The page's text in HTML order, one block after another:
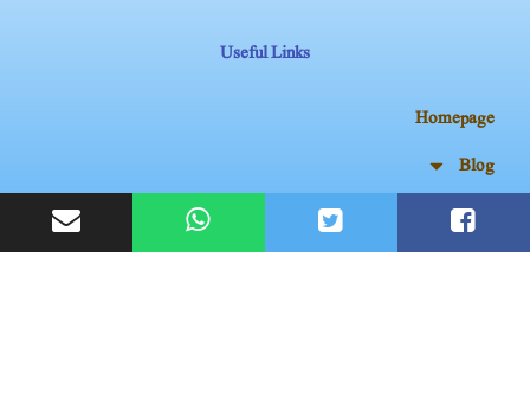
Useful Links
Homepage
Blog
My account
Contact Us